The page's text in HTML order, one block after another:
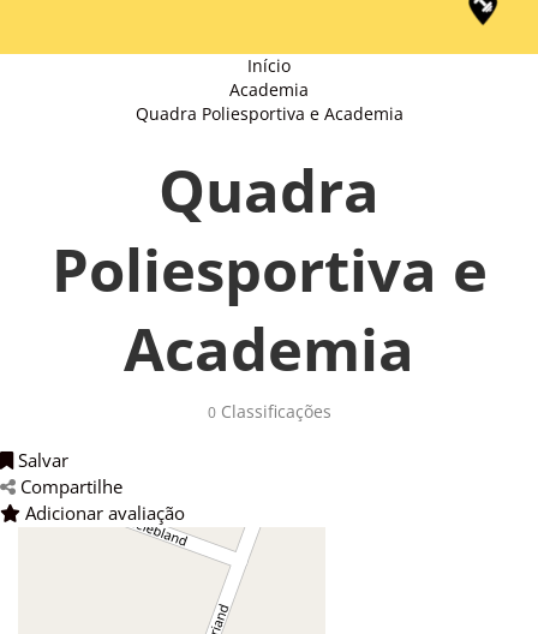
Início
Academia
Quadra Poliesportiva e Academia
Quadra
Poliesportiva e
Academia
0Classificações
Salvar
Compartilhe
Adicionar avaliação